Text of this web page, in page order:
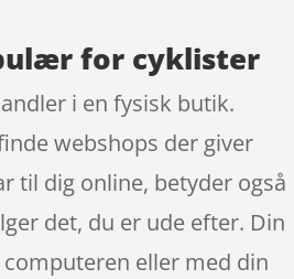
for cyklister
i en fysisk butik.
webshops der giver
til dig online, betyder også
det, du er ude efter. Din
eller med din